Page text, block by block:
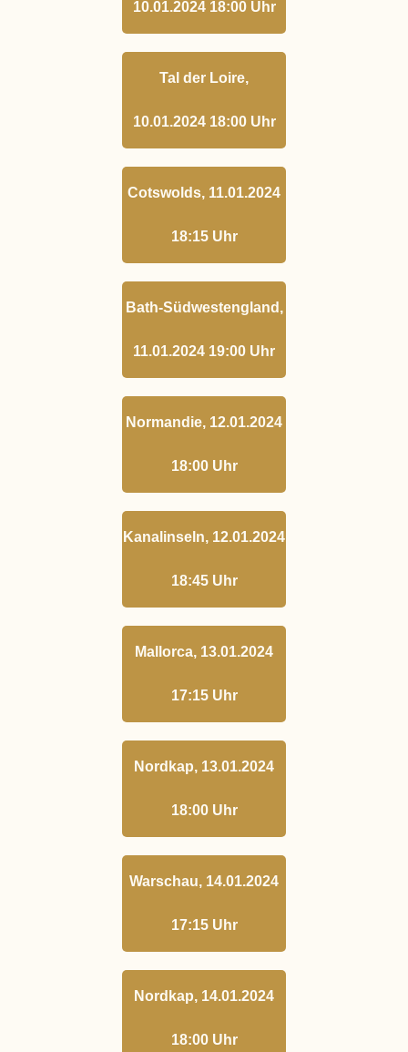
10.01.2024 18:00 Uhr
Tal der Loire,
10.01.2024 18:00 Uhr
Cotswolds, 11.01.2024
18:15 Uhr
Bath-Südwestengland,
11.01.2024 19:00 Uhr
Normandie, 12.01.2024
18:00 Uhr
Kanalinseln, 12.01.2024
18:45 Uhr
Mallorca, 13.01.2024
17:15 Uhr
Nordkap, 13.01.2024
18:00 Uhr
Warschau, 14.01.2024
17:15 Uhr
Nordkap, 14.01.2024
18:00 Uhr